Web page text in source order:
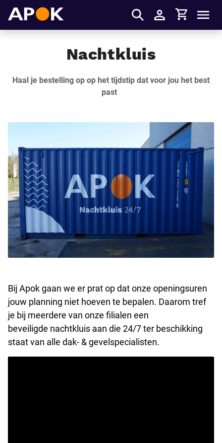
Inloggen
Winkelmandje
Nachtkluis
Haal je bestelling op op het tijdstip dat voor jou het best
past
Bij Apokgaan we er prat op dat onze openingsuren
jouw planning niet hoeven te bepalen. Daarom tref
je bij meerdere van onze filialen een
beveiligde nachtkl uis aan die 24/7 ter beschikking
staatvan alle dak- & gevelspecialisten.